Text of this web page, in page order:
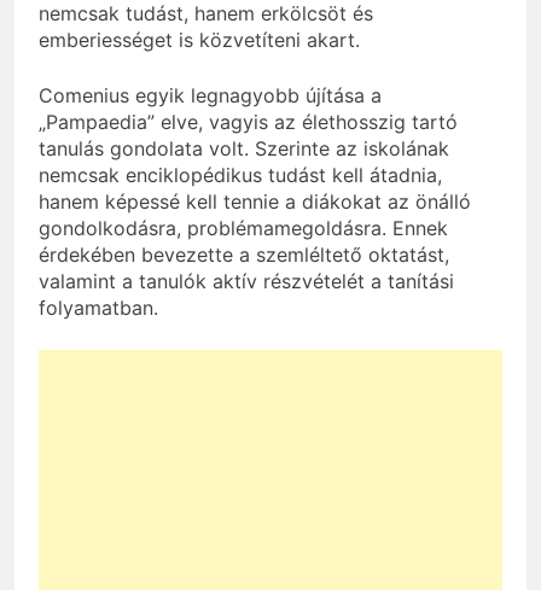
nemcsak tudást, hanem erkölcsöt és
emberiességet is közvetíteni akart.
Comenius egyik legnagyobb újítása a
„Pampaedia” elve, vagyis az élethosszig tartó
tanulás gondolata volt. Szerinte az iskolának
nemcsak enciklopédikus tudást kell átadnia,
hanem képessé kell tennie a diákokat az önálló
gondolkodásra, problémamegoldásra. Ennek
érdekében bevezette a szemléltető oktatást,
valamint a tanulók aktív részvételét a tanítási
folyamatban.